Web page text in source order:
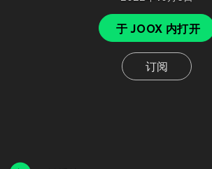
于 JOOX 内打开
订阅